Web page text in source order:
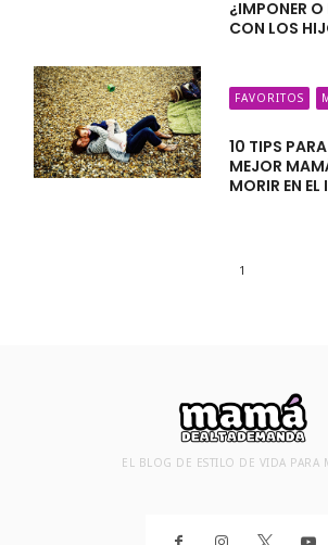
¿IMPONER
CON LOS
FAVORITOS
10 TIPS
MEJOR
MORIR EN EL
1
EL BLOG DE ESTILO DE VIDA PARA